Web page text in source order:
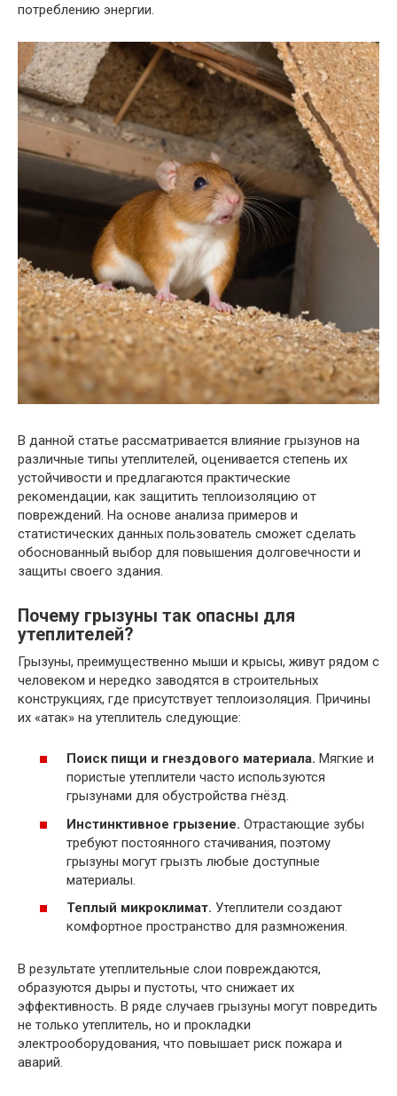
потреблению энергии.
В данной статье рассматривается влияние грызунов на
различные типы утеплителей, оценивается степень их
устойчивости и предлагаются практические
рекомендации, как защитить теплоизоляцию от
повреждений. На основе анализа примеров и
статистических данных пользователь сможет сделать
обоснованный выбор для повышения долговечности и
защиты своего здания.
Почему грызуны так опасны для
утеплителей?
Грызуны, преимущественно мыши и крысы, живут рядом с
человеком и нередко заводятся в строительных
конструкциях, где присутствует теплоизоляция. Причины
их «атак» на утеплитель следующие:
Поиск пищи и гнездового материала. Мягкие и
пористые утеплители часто используются
грызунами для обустройства гнёзд.
Инстинктивное грызение. Отрастающие зубы
требуют постоянного стачивания, поэтому
грызуны могут грызть любые доступные
материалы.
Теплый микроклимат. Утеплители создают
комфортное пространство для размножения.
В результате утеплительные слои повреждаются,
образуются дыры и пустоты, что снижает их
эффективность. В ряде случаев грызуны могут повредить
не только утеплитель, но и прокладки
электрооборудования, что повышает риск пожара и
аварий.